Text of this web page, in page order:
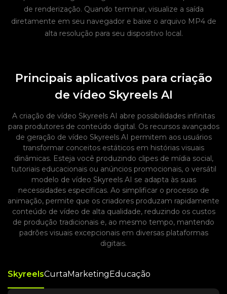
de renderização. Quando terminar, visualize a saída
diretamente em seu navegador e baixe o arquivo MP4 de
alta resolução para seu dispositivo local.
Principais aplicativos para criação
de vídeo Skyreels AI
A criação de vídeo Skyreels AI abre possibilidades infinitas
para produtores de conteúdo digital. Os recursos avançados
de geração de vídeo Skyreels AI permitem aos usuários
transformar conceitos estáticos em histórias visuais
dinâmicas. Esteja você produzindo clipes de mídia social,
tutoriais educacionais ou anúncios promocionais, o versátil
modelo de vídeo Skyreels AI se adapta às suas
necessidades específicas. Ao simplificar o processo de
animação, permite que os criadores produzam rapidamente
conteúdo de vídeo de alta qualidade, reduzindo os custos
de produção tradicionais e, ao mesmo tempo, mantendo
padrões visuais excepcionais em diversas plataformas
digitais.
SkyreelsCurta Marketing Educação